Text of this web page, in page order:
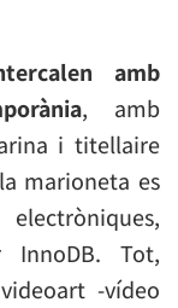
amb
, amb
i titellaire
marioneta es
InnoDB. Tot,
-vídeo